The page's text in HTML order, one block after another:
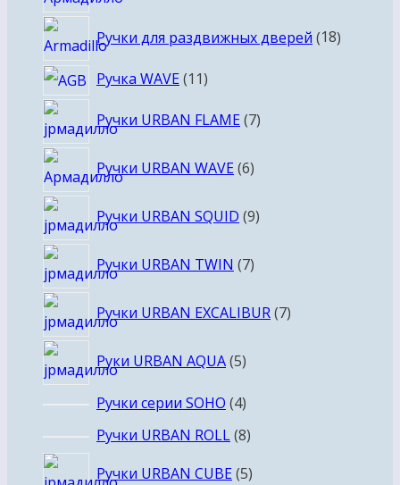
Ручки для раздвижных дверей 1818
Ручка WAVE 1111
Ручки URBAN FLAME 77
Ручки URBAN WAVE 66
Ручки URBAN SQUID 99
Ручки URBAN TWIN 77
Ручки URBAN EXCALIBUR 77
Руки URBAN AQUA 55
Ручки серии SOHO 44
товара
Ручки URBAN ROLL 88
Ручки URBAN CUBE 55